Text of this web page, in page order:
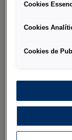
privilegiam
de um júri
decisores de
no mercado
vários meses
Cookies
Cookies
Cookies de